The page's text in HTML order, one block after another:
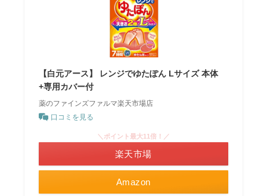
【白元アース】 レンジでゆたぽん Lサイズ 本体
+専用カバー付
薬のファインズファルマ楽天市場店
口コミを見る
Amazon
＼ポイント最大11倍！／
楽天市場